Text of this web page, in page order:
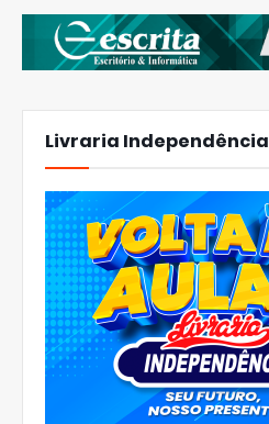
Livraria Independência